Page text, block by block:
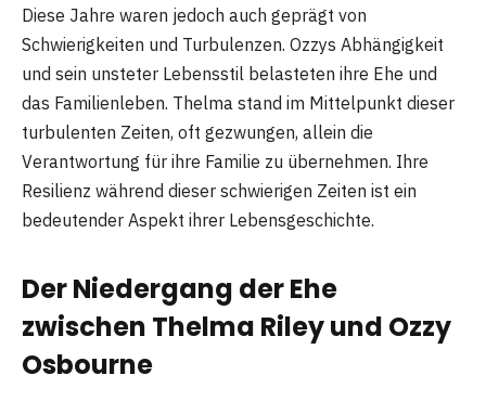
Diese Jahre waren jedoch auch geprägt von
Schwierigkeiten und Turbulenzen. Ozzys Abhängigkeit
und sein unsteter Lebensstil belasteten ihre Ehe und
das Familienleben. Thelma stand im Mittelpunkt dieser
turbulenten Zeiten, oft gezwungen, allein die
Verantwortung für ihre Familie zu übernehmen. Ihre
Resilienz während dieser schwierigen Zeiten ist ein
bedeutender Aspekt ihrer Lebensgeschichte.
Der Niedergang der Ehe
zwischen Thelma Riley und Ozzy
Osbourne